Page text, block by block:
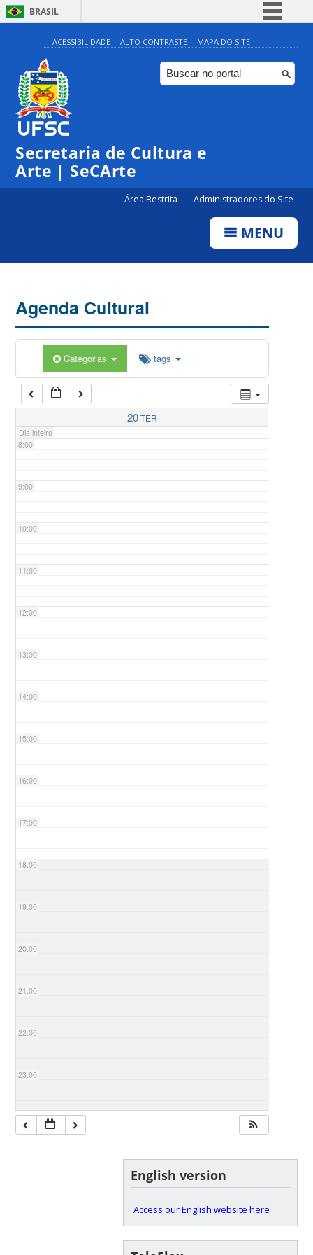
BRASIL
Simplifique!
Comunica BR
Participe
ACESSIBILIDADE ALTO CONTRASTE MAPA DO SITE
Secretaria de Cultura e
Arte | SeCArte
Área Restrita Administradores do Site
MENU
Agenda Cultural
Categorias tags
20TER
Dia inteiro
0:00
1:00
5:00
7:00
8:00
9:00
10:00
11:00
12:00
13:00
14:00
15:00
16:00
17:00
18:00
19:00
20:00
21:00
22:00
23:00
English version
Access our English website here